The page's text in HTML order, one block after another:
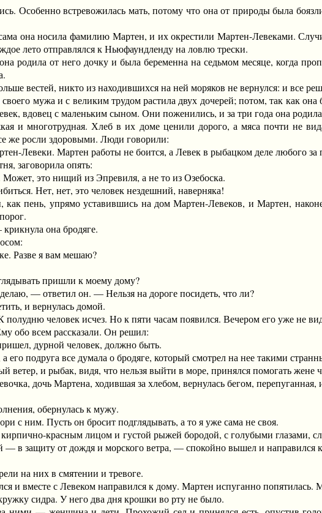
Особенно встревожилась мать, потому что она от природы была
она носила фамилию Мартен, и их окрестили Мартен-Левеками.
лето отправлялся к Ньюфаундленду на ловлю трески.
родила от него дочку и была беременна на седьмом месяце, когда
вестей, никто из находившихся на ней моряков не вернулся: и все
мужа и с великим трудом растила двух дочерей; потом, так как
вдовец с маленьким сыном. Они поженились, и за три года она
многотрудная. Хлеб в их доме ценили дорого, а мяса почти не
же росли здоровыми. Люди говорили:
Мартен работы не боится, а Левек в рыбацком деле любого за
заговорила опять:
это нищий из Эпревиля, а не то из Озебоска.
Нет, нет, это человек нездешний, наверняка!
пень, упрямо уставившись на дом Мартен-Левеков, и Мартен,
она бродяге.
Разве я вам мешаю?
пришли к моему дому?
— ответил он. — Нельзя на дороге посидеть, что ли?
и вернулась домой.
человек исчез. Но к пяти часам появился. Вечером его уже не
обо всем рассказали. Он решил:
дурной человек, должно быть.
подруга все думала о бродяге, который смотрел на нее такими
ветер, и рыбак, видя, что нельзя выйти в море, принялся помогать жене
дочь Мартена, ходившая за хлебом, вернулась бегом, перепуганная,
обернулась к мужу.
ним. Пусть он бросит подглядывать, а то я уже сама не своя.
красным лицом и густой рыжей бородой, с голубыми глазами,
— в защиту от дождя и морского ветра, — спокойно вышел и направился
на них в смятении и тревоге.
и вместе с Левеком направился к дому. Мартен испуганно попятилась.
сидра. У него два дня крошки во рту не было.